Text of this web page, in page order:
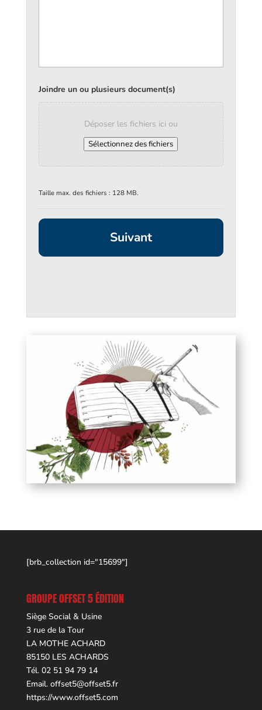
Joindre un ou plusieurs document(s)
Déposer les fichiers ici ou
Sélectionnez des fichiers
Taille max. des fichiers : 128 MB.
[brb_collection id="15699"]
GROUPE OFFSET 5 ÉDITION
Siège Social & Usine
3 rue de la Tour
LA MOTHE ACHARD
85150 LES ACHARDS
Tél. 02 51 94 79 14
Email. offset5@offset5.fr
https://www.offset5.com